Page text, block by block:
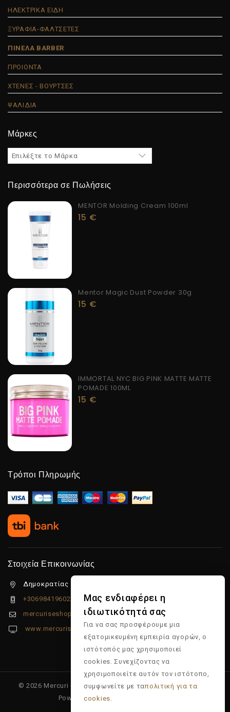
ΗΛΕΚΤΡΙΚΑ ΕΙΔΗ
ΞΥΡΑΦΙΑ-ΦΑΛΤΣΕΤΕΣ
ΠΙΝΕΛΑ BARBER
ΠΡΟΙΟΝΤΑ
ΧΤΕΝΕΣ - ΒΟΥΡΤΣΕΣ
ΨΑΛΙΔΙΑ
Μάρκες
Περισσότερα σε Πωλήσεις
MENTOR Molding Cream 100ml
15 €
Mentor Magic Dust Powder 30g
15 €
IMMORTAL NYC BIG PINK MATTE MATTE
POMADE 100ML
15 €
Τρόποι Πληρωμής
Στοιχεία Επικοινωνίας
Δημοκρατίας 5β Λιμένας Χερσονήσου, 70014
+306984196022
mercuriseshop@gmail.com
www.mercuriseshop.gr
© 2026 Mercuri - Είδη κομμωτηρίου - Επώνυμα προϊόντα -
Powered & Supported by
Μας ενδιαφέρει η
ιδιωτικότητά σας
Για να σας προσφέρουμε μια
εξατομικευμένη εμπειρία αγορών, ο
ιστότοπός μας χρησιμοποιεί
cookies. Συνεχίζοντας να
χρησιμοποιείτε αυτόν τον ιστότοπο,
συμφωνείτε με ταπολιτική για τα
cookies.